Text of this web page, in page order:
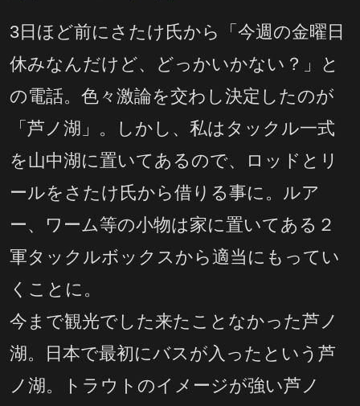
3日ほど前にさたけ氏から「今週の金曜日
休みなんだけど、どっかいかない？」と
の電話。色々激論を交わし決定したのが
「芦ノ湖」。しかし、私はタックル一式
を山中湖に置いてあるので、ロッドとリ
ールをさたけ氏から借りる事に。ルア
ー、ワーム等の小物は家に置いてある２
軍タックルボックスから適当にもってい
くことに。
今まで観光でした来たことなかった芦ノ
湖。日本で最初にバスが入ったという芦
ノ湖。トラウトのイメージが強い芦ノ